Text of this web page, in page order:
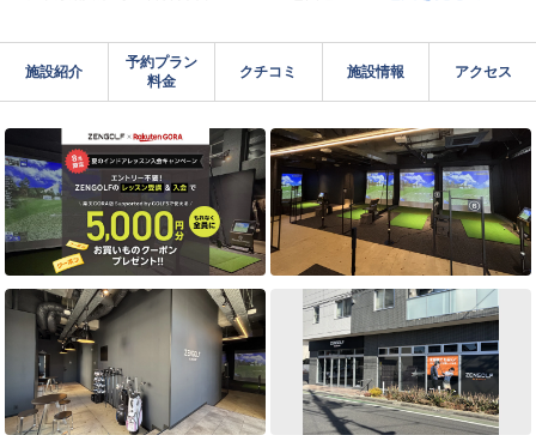
施設紹介
予約プラン
料金
クチコミ 施設情報 アクセス